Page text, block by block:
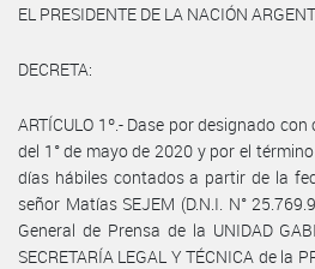
EL PRESIDENTE DE LA NACIÓN
DECRETA:
ARTÍCULO 1º.- Dase por designado
del 1° de mayo de 2020 y por el término
días hábiles contados a partir de la
señor Matías SEJEM (D.N.I. N°
General de Prensa de la UNIDAD
SECRETARÍA LEGAL Y TÉCNICA de la